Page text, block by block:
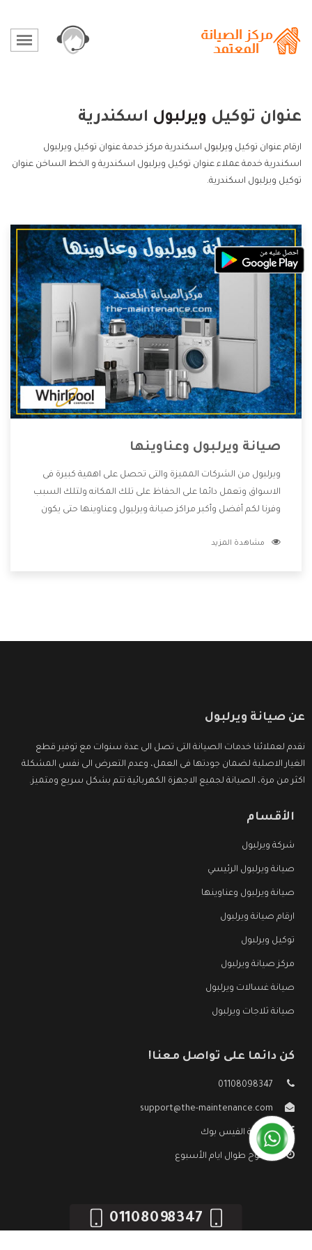
عنوان توكيل ويرلبول اسكندرية
ارقام عنوان توكيل ويرلبول اسكندرية مركز خدمة عنوان توكيل ويرلبول
اسكندرية خدمة عملاء عنوان توكيل ويرلبول اسكندرية و الخط الساخن عنوان
توكيل ويرلبول اسكندرية.
صيانة ويرلبول وعناوينها
ويرلبول من الشركات المميزة والتى تحصل على اهمية كبيرة فى
الاسواق وتعمل دائما على الحفاظ على تلك المكانه ولتلك السبب
وفرنا لكم أفضل وأكبر مراكز صيانة ويرلبول وعناوينها حتى يكون
دون اى ازعاج كما أننا نهتم بكل ما يحتاجه المستهلك لكى نحافظ
مشاهدة المزيد
عن صيانة ويرلبول
نقدم لعملائنا خدمات الصيانة التى تصل الى عدة سنوات مع توفير قطع
الغيار الاصلية لضمان جودتها فى العمل، وعدم التعرض الى نفس المشكلة
اكثر من مرة، الصيانة لجميع الاجهزة الكهربائية تتم بشكل سريع ومتميز.
الأقسام
شركة ويرلبول
صيانة ويرلبول الرئيسي
صيانة ويرلبول وعناوينها
ارقام صيانة ويرلبول
توكيل ويرلبول
مركز صيانة ويرلبول
صيانة غسالات ويرلبول
صيانة ثلاجات ويرلبول
كن دائما على تواصل معنا!
01108098347
support@the-maintenance.com
صفحة الفيس بوك
مفتوح طوال ايام الأسبوع
01108098347